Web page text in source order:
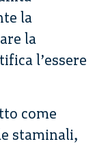
la
la
l’essere
come
staminali,